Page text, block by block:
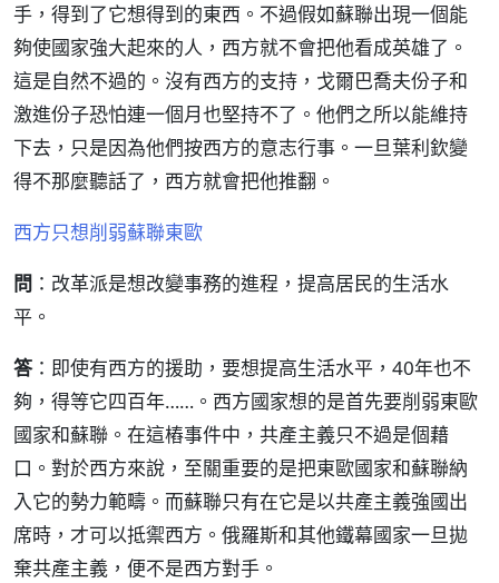
手，得到了它想得到的東西。不過假如蘇聯出現一個能
夠使國家強大起來的人，西方就不會把他看成英雄了。
這是自然不過的。沒有西方的支持，戈爾巴喬夫份子和
激進份子恐怕連一個月也堅持不了。他們之所以能維持
下去，只是因為他們按西方的意志行事。一旦葉利欽變
得不那麼聽話了，西方就會把他推翻。
西方只想削弱蘇聯東歐
問 ：改革派是想改變事務的進程，提高居民的生活水
平。
答：即使有西方的援助，要想提高生活水平，40年也不
夠，得等它四百年……。西方國家想的是首先要削弱東歐
國家和蘇聯。在這樁事件中，共產主義只不過是個藉
口。對於西方來說，至關重要的是把東歐國家和蘇聯納
入它的勢力範疇。而蘇聯只有在它是以共產主義強國出
席時，才可以抵禦西方。俄羅斯和其他鐵幕國家一旦拋
棄共產主義，便不是西方對手。